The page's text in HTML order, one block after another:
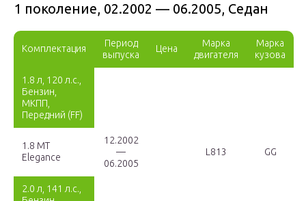
1 поколение, 02.2002 — 06.2005, Седан
Комплектация
Период
выпуска
Цена
Марка
двигателя
Марка
кузова
1.8 л, 120 л.с.,
Бензин,
МКПП,
Передний (FF)
1.8 MT
Elegance
12.2002
—
06.2005
L813 GG
2.0 л, 141 л.с.,